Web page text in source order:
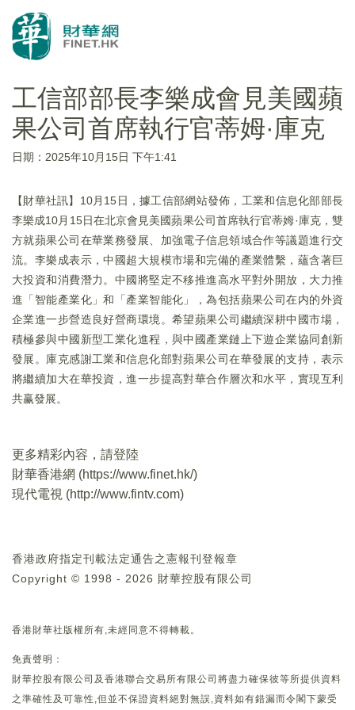
工信部部長李樂成會見美國蘋
果公司首席執行官蒂姆·庫克
日期：2025年10月15日 下午1:41
【財華社訊】10月15日，據工信部網站發佈，工業和信息化部部長
李樂成10月15日在北京會見美國蘋果公司首席執行官蒂姆·庫克，雙
方就蘋果公司在華業務發展、加強電子信息領域合作等議題進行交
流。李樂成表示，中國超大規模市場和完備的產業體繫，蘊含著巨
大投資和消費潛力。中國將堅定不移推進高水平對外開放，大力推
進「智能產業化」和「產業智能化」，為包括蘋果公司在内的外資
企業進一步營造良好營商環境。希望蘋果公司繼續深耕中國市場，
積極參與中國新型工業化進程，與中國產業鏈上下遊企業協同創新
發展。庫克感謝工業和信息化部對蘋果公司在華發展的支持，表示
將繼續加大在華投資，進一步提高對華合作層次和水平，實現互利
共赢發展。
更多精彩內容，請登陸
財華香港網 (https://www.finet.hk/)
現代電視 (http://www.fintv.com)
香港政府指定刊載法定通告之憲報刊登報章
Copyright © 1998 - 2026 財華控股有限公司
香港財華社版權所有,未經同意不得轉載。
免責聲明：
財華控股有限公司及香港聯合交易所有限公司將盡力確保彼等所提供資料
之準確性及可靠性,但並不保證資料絕對無誤,資料如有錯漏而令閣下蒙受